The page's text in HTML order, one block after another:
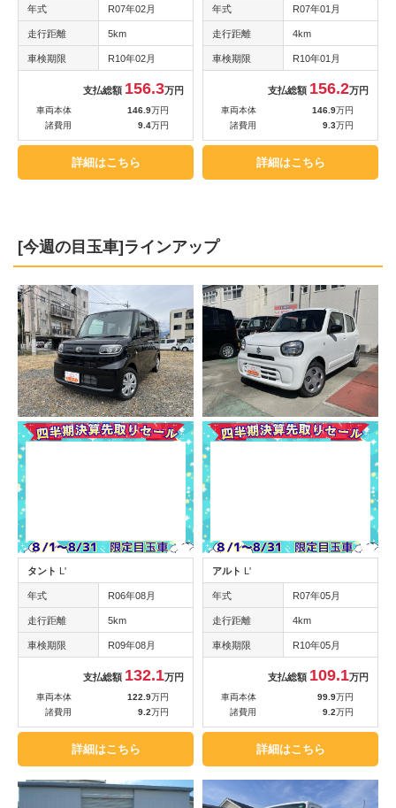
年式 R07年02月
走行距離 5km
車検期限 R10年02月
支払総額 156.3万円
車両本体 146.9万円
諸費用
9.4万円
詳細はこちら
年式 R07年01月
走行距離 4km
車検期限 R10年01月
支払総額 156.2万円
車両本体 146.9万円
諸費用
9.3万円
詳細はこちら
[今週の目玉車]ラインアップ
タント L'
年式 R06年08月
走行距離 5km
車検期限 R09年08月
支払総額 132.1万円
車両本体 122.9万円
諸費用
9.2万円
詳細はこちら
アルト L'
年式 R07年05月
走行距離 4km
車検期限 R10年05月
支払総額 109.1万円
車両本体 99.9万円
諸費用
9.2万円
詳細はこちら